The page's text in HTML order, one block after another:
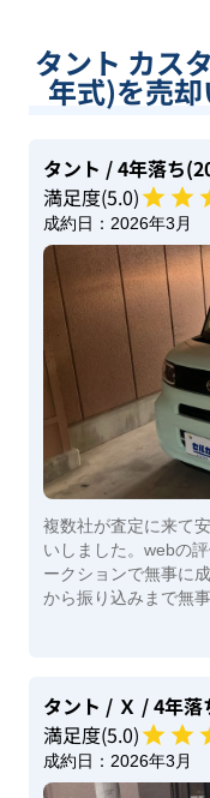
タント カス
年式)を売
タント / 4年落ち
満足度(5.0)
成約日： 2026年3月
複数社が査定に来て
いしました。webの
ークションで無事に
から振り込みまで無
タント / Ｘ / 4年落
満足度(5.0)
成約日： 2026年3月